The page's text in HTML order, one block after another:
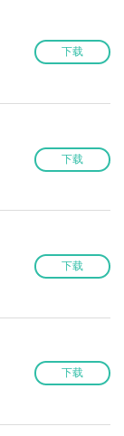
下载
下载
下载
下载